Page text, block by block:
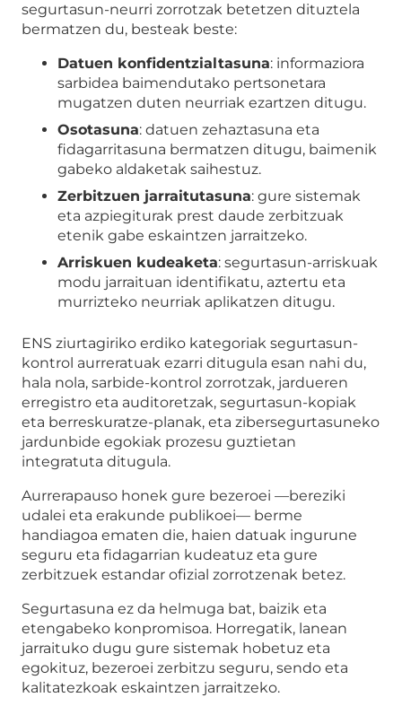
segurtasun-neurri zorrotzak betetzen dituztela
bermatzen du, besteak beste:
Datuen konfidentzialtasuna: informaziora
sarbidea baimendutako pertsonetara
mugatzen duten neurriak ezartzen ditugu.
Osotasuna: datuen zehaztasuna eta
fidagarritasuna bermatzen ditugu, baimenik
gabeko aldaketak saihestuz.
Zerbitzuen jarraitutasuna: gure sistemak
eta azpiegiturak prest daude zerbitzuak
etenik gabe eskaintzen jarraitzeko.
Arriskuen kudeaketa: segurtasun-arriskuak
modu jarraituan identifikatu, aztertu eta
murrizteko neurriak aplikatzen ditugu.
ENS ziurtagiriko erdiko kategoriak segurtasun-
kontrol aurreratuak ezarri ditugula esan nahi du,
hala nola, sarbide-kontrol zorrotzak, jardueren
erregistro eta auditoretzak, segurtasun-kopiak
eta berreskuratze-planak, eta zibersegurtasuneko
jardunbide egokiak prozesu guztietan
integratuta ditugula.
Aurrerapauso honek gure bezeroei —bereziki
udalei eta erakunde publikoei— berme
handiagoa ematen die, haien datuak ingurune
seguru eta fidagarrian kudeatuz eta gure
zerbitzuek estandar ofizial zorrotzenak betez.
Segurtasuna ez da helmuga bat, baizik eta
etengabeko konpromisoa. Horregatik, lanean
jarraituko dugu gure sistemak hobetuz eta
egokituz, bezeroei zerbitzu seguru, sendo eta
kalitatezkoak eskaintzen jarraitzeko.